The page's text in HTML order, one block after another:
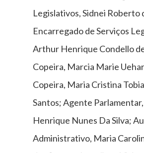
Legislativos, Sidnei Roberto
Encarregado de Serviços
Arthur Henrique Condello
Copeira, Marcia Marie
Copeira, Maria Cristina
Santos; Agente
Henrique Nunes Da Silva;
Administrativo, Maria